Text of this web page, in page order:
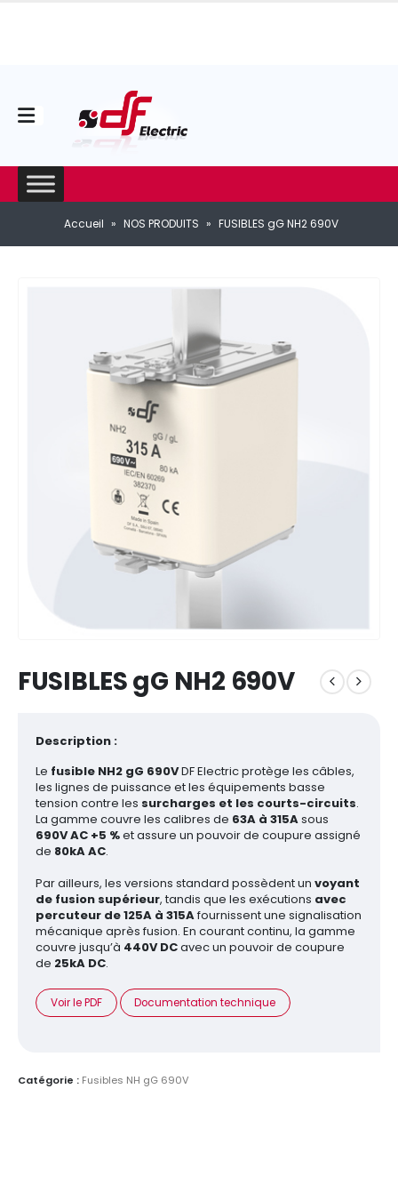
Accueil » NOS PRODUITS » FUSIBLES gG NH2 690V
FUSIBLES gG NH2 690V
Description :
Le fusible NH2 gG 690VDF Electric protège les câbles,
les lignes de puissance et les équipements basse
tension contre les surcharges et les courts-circuits.
La gamme couvre les calibres de 63A à 315Asous
690V AC +5 %et assure un pouvoir de coupure assigné
de 80kA AC.
Par ailleurs, les versions standard possèdent un voyant
de fusion supérieur, tandis que les exécutions avec
percuteur de 125A à 315Afournissent une signalisation
mécanique après fusion. En courant continu, la gamme
couvre jusqu’à 440V DCavec un pouvoir de coupure
de 25kA DC.
Voir le PDF Documentation technique
Catégorie : Fusibles NH gG 690V